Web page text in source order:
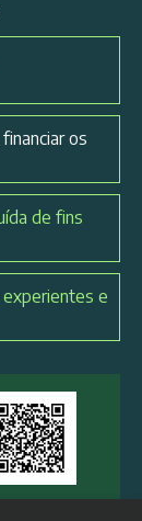
os
de fins
e